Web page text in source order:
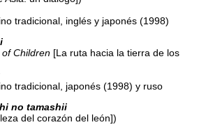
tradicional, inglés y japonés (1998)
Children [La ruta hacia la tierra de los
tradicional, japonés (1998) y ruso
no tamashii
del corazón del león])